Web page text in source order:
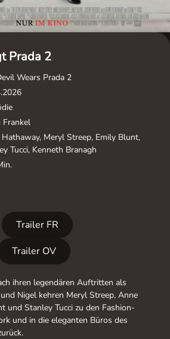
Prada 2
Wears Prada 2
Frankel
Meryl Streep, Emily Blunt,
Tucci, Kenneth Branagh
Trailer FR
Trailer OV
ihren legendären Auftritten als
Nigel kehren Meryl Streep, Anne
und Stanley Tucci zu den Fashion-
und in die eleganten Büros des